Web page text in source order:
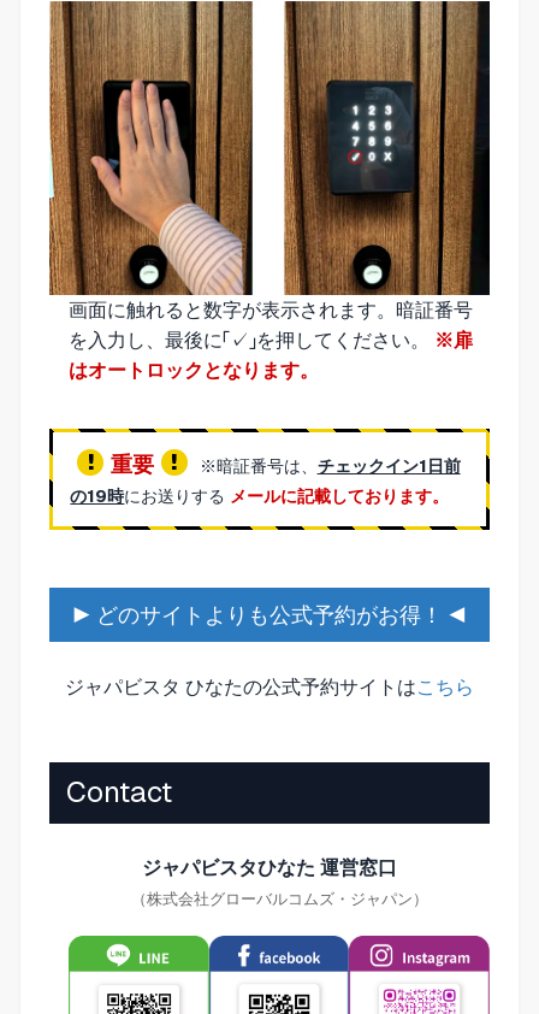
画面に触れると数字が表示されます。暗証番号
を入力し、最後に「✓」を押してください。
※扉
はオートロックとなります。
重要 ※暗証番号は、 チェックイン1日前
の19時にお送りする メールに記載しております。
▶ どのサイトよりも公式予約がお得！ ◀
ジャパビスタ ひなたの公式予約サイトはこちら
Contact
ジャパビスタひなた 運営窓口
（株式会社グローバルコムズ・ジャパン）